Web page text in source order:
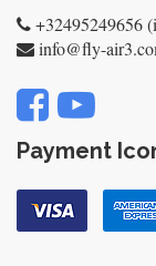
+32495249656
info@fly-
Payment